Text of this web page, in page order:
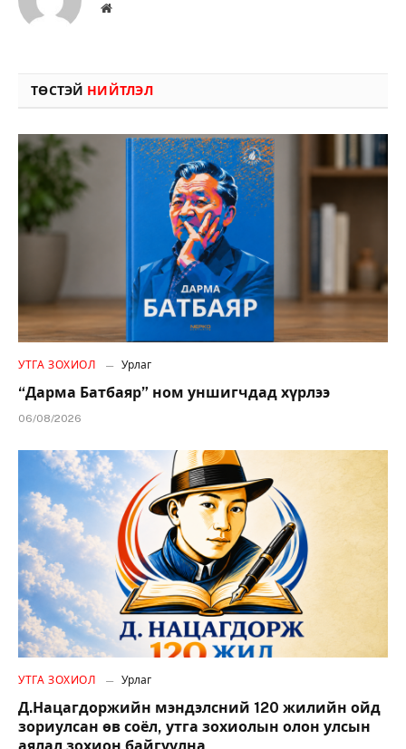
Вэбсайт
ТӨСТЭЙ НИЙТЛЭЛ
УТГА ЗОХИОЛ Урлаг
“Дарма Батбаяр” ном уншигчдад хүрлээ
06/08/2026
УТГА ЗОХИОЛ Урлаг
Д.Нацагдоржийн мэндэлсний 120 жилийн ойд
зориулсан өв соёл, утга зохиолын олон улсын